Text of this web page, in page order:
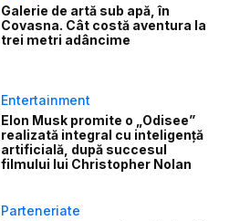
Galerie de artă sub apă, în
Covasna. Cât costă aventura la
trei metri adâncime
Entertainment
Elon Musk promite o „Odisee”
realizată integral cu inteligență
artificială, după succesul
filmului lui Christopher Nolan
Parteneriate